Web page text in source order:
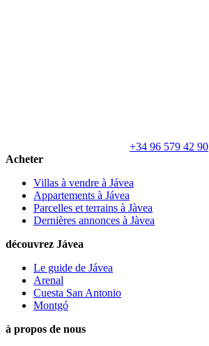
+34 96 579 42 90
Acheter
Villas à vendre à Jávea
Appartements à Jávea
Parcelles et terrains à Jàvea
Dernières annonces à Jàvea
découvrez Jávea
Le guide de Jávea
Arenal
Cuesta San Antonio
Montgó
à propos de nous